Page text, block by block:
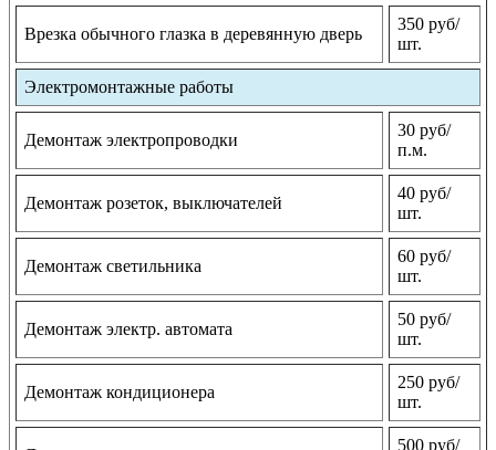
Врезка обычного глазка в деревянную дверь
350 руб/
шт.
Электромонтажные работы
Демонтаж электропроводки
30 руб/
п.м.
Демонтаж розеток, выключателей
40 руб/
шт.
Демонтаж светильника
60 руб/
шт.
Демонтаж электр. автомата
50 руб/
шт.
Демонтаж кондиционера
250 руб/
шт.
500 руб/